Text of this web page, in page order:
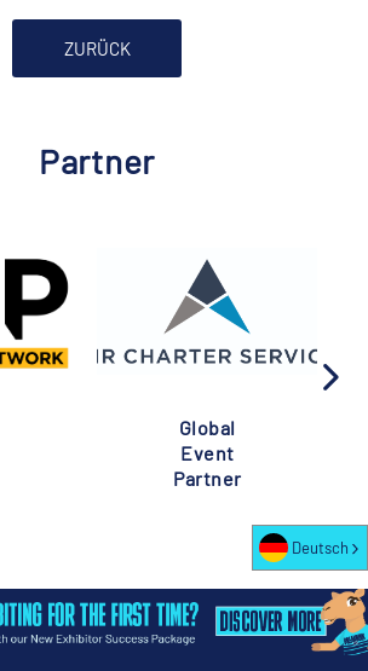
ZURÜCK
Partner
Global
Event
Partner
Deutsch